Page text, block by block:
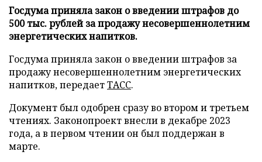
Госдума приняла закон о введении штрафов до
500 тыс. рублей за продажу несовершеннолетним
энергетических напитков.
Госдума приняла закон о введении штрафов за
продажу несовершеннолетним энергетических
напитков, передаетТАСС.
Документ был одобрен сразу во втором и третьем
чтениях. Законопроект внесли в декабре 2023
года, а в первом чтении он был поддержан в
марте.